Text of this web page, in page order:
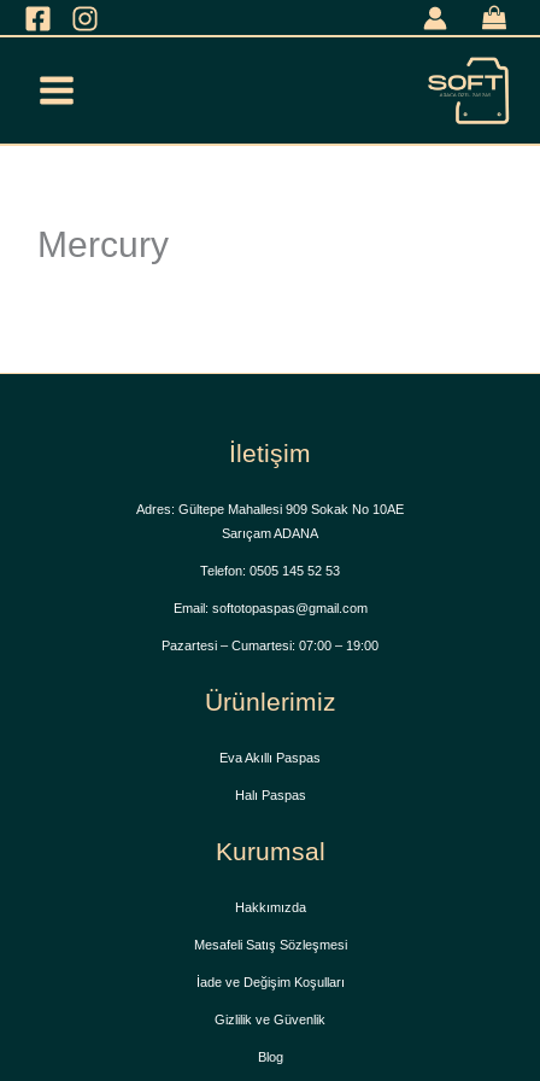
İçeriğe
Mercury
İletişim
Adres: Gültepe Mahallesi 909 Sokak No 10AE
Sarıçam ADANA
Telefon: 0505 145 52 53
Email: softotopaspas@gmail.com
Pazartesi – Cumartesi: 07:00 – 19:00
Ürünlerimiz
Eva Akıllı Paspas
Halı Paspas
Kurumsal
Hakkımızda
Mesafeli Satış Sözleşmesi
İade ve Değişim Koşulları
Gizlilik ve Güvenlik
Blog